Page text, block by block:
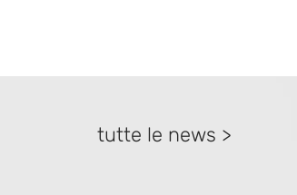
tutte le news >